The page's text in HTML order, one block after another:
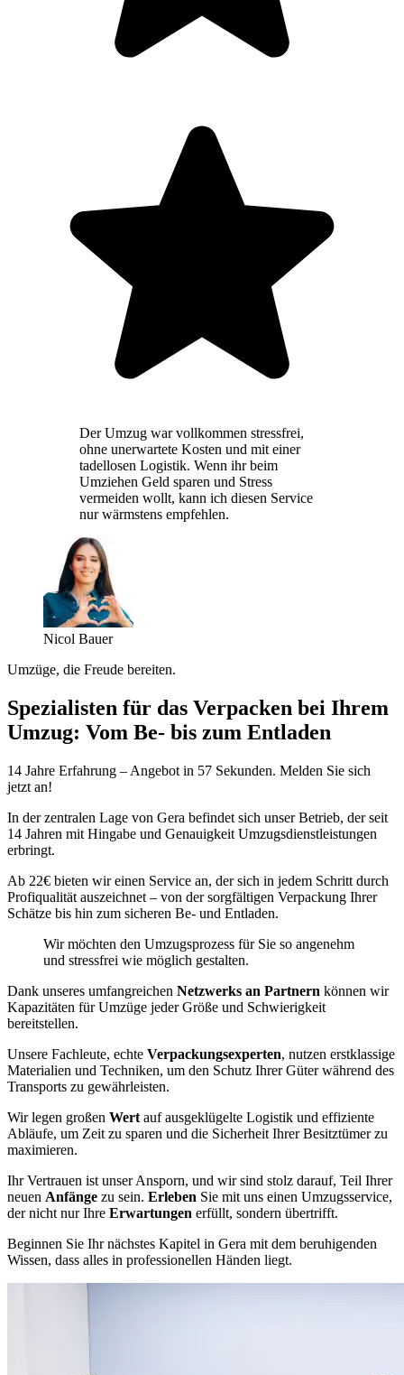
Der Umzug war vollkommen stressfrei,
ohne unerwartete Kosten und mit einer
tadellosen Logistik. Wenn ihr beim
Umziehen Geld sparen und Stress
vermeiden wollt, kann ich diesen Service
nur wärmstens empfehlen.
Nicol Bauer
Umzüge, die Freude bereiten.
Spezialisten für das Verpacken bei Ihrem
Umzug: Vom Be- bis zum Entladen
14 Jahre Erfahrung – Angebot in 57 Sekunden. Melden Sie sich
jetzt an!
In der zentralen Lage von Gera befindet sich unser Betrieb, der seit
14 Jahren mit Hingabe und Genauigkeit Umzugsdienstleistungen
erbringt.
Ab 22€ bieten wir einen Service an, der sich in jedem Schritt durch
Profiqualität auszeichnet – von der sorgfältigen Verpackung Ihrer
Schätze bis hin zum sicheren Be- und Entladen.
Wir möchten den Umzugsprozess für Sie so angenehm
und stressfrei wie möglich gestalten.
Dank unseres umfangreichen Netzwerks an Partnern können wir
Kapazitäten für Umzüge jeder Größe und Schwierigkeit
bereitstellen.
Unsere Fachleute, echte Verpackungsexperten, nutzen erstklassige
Materialien und Techniken, um den Schutz Ihrer Güter während des
Transports zu gewährleisten.
Wir legen großen Wert auf ausgeklügelte Logistik und effiziente
Abläufe, um Zeit zu sparen und die Sicherheit Ihrer Besitztümer zu
maximieren.
Ihr Vertrauen ist unser Ansporn, und wir sind stolz darauf, Teil Ihrer
neuen Anfänge zu sein. Erleben Sie mit uns einen Umzugsservice,
der nicht nur Ihre Erwartungen erfüllt, sondern übertrifft.
Beginnen Sie Ihr nächstes Kapitel in Gera mit dem beruhigenden
Wissen, dass alles in professionellen Händen liegt.